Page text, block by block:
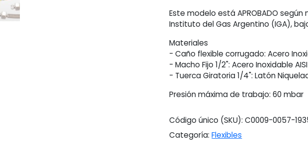
Este modelo está APROBADO
Instituto del Gas Argentino (IGA),
Materiales
- Caño flexible corrugado: Acero
- Macho Fijo 1/2": Acero Inoxidable
- Tuerca Giratoria 1/4": Latón
Presión máxima de trabajo: 60 mbar
Código único (SKU):C0009-0057-
Categoría:Flexibles